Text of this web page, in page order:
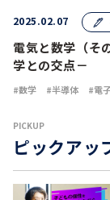
2025.02.07
電気と数学（そ
学との交点－
数学 半導体 電
PICKUP
ピックアッ